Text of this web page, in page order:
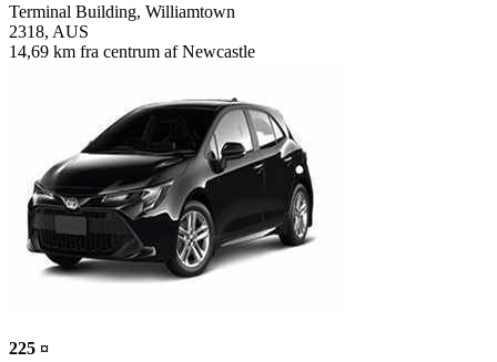
Terminal Building, Williamtown
2318, AUS
14,69 km fra centrum af Newcastle
225 ¤